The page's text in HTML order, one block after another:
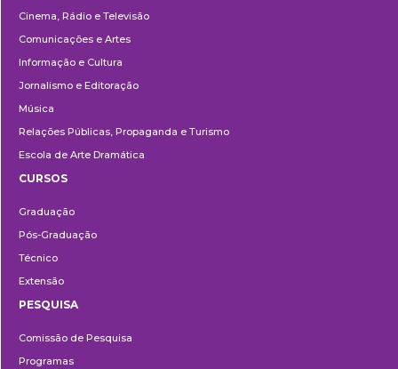
Cinema, Rádio e Televisão
Comunicações e Artes
Informação e Cultura
Jornalismo e Editoração
Música
Relações Públicas, Propaganda e Turismo
Escola de Arte Dramática
CURSOS
Graduação
Pós-Graduação
Técnico
Extensão
PESQUISA
Comissão de Pesquisa
Programas